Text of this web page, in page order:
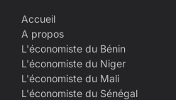
Accueil
A propos
L'économiste du Bénin
L'économiste du Niger
L'économiste du Mali
L'économiste du Sénégal